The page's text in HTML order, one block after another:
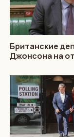
Британские
Джонсона на